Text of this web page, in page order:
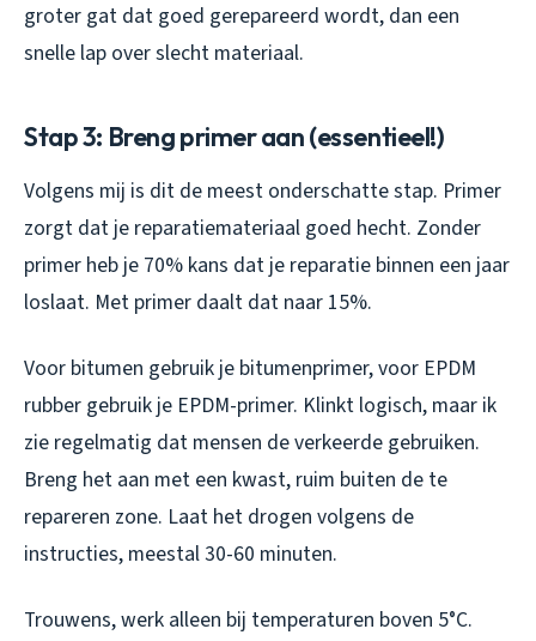
groter gat dat goed gerepareerd wordt, dan een
snelle lap over slecht materiaal.
Stap 3: Breng primer aan (essentieel!)
Volgens mij is dit de meest onderschatte stap. Primer
zorgt dat je reparatiemateriaal goed hecht. Zonder
primer heb je 70% kans dat je reparatie binnen een jaar
loslaat. Met primer daalt dat naar 15%.
Voor bitumen gebruik je bitumenprimer, voor EPDM
rubber gebruik je EPDM-primer. Klinkt logisch, maar ik
zie regelmatig dat mensen de verkeerde gebruiken.
Breng het aan met een kwast, ruim buiten de te
repareren zone. Laat het drogen volgens de
instructies, meestal 30-60 minuten.
Trouwens, werk alleen bij temperaturen boven 5°C.